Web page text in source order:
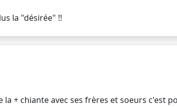
la "désirée" !!
+ chiante avec ses frères et soeurs c'est